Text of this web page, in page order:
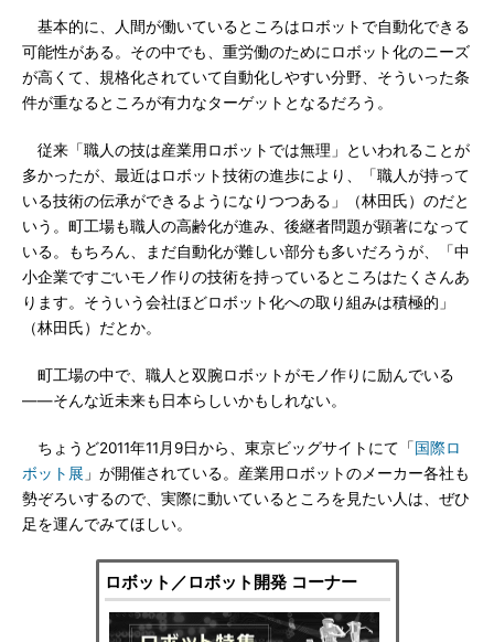
基本的に、人間が働いているところはロボットで自動化できる
可能性がある。その中でも、重労働のためにロボット化のニーズ
が高くて、規格化されていて自動化しやすい分野、そういった条
件が重なるところが有力なターゲットとなるだろう。
従来「職人の技は産業用ロボットでは無理」といわれることが
多かったが、最近はロボット技術の進歩により、「職人が持って
いる技術の伝承ができるようになりつつある」（林田氏）のだと
いう。町工場も職人の高齢化が進み、後継者問題が顕著になって
いる。もちろん、まだ自動化が難しい部分も多いだろうが、「中
小企業ですごいモノ作りの技術を持っているところはたくさんあ
ります。そういう会社ほどロボット化への取り組みは積極的」
（林田氏）だとか。
町工場の中で、職人と双腕ロボットがモノ作りに励んでいる
――そんな近未来も日本らしいかもしれない。
ちょうど2011年11月9日から、東京ビッグサイトにて「国際ロ
ボット展 」が開催されている。産業用ロボットのメーカー各社も
勢ぞろいするので、実際に動いているところを見たい人は、ぜひ
足を運んでみてほしい。
ロボット／ロボット開発 コーナー